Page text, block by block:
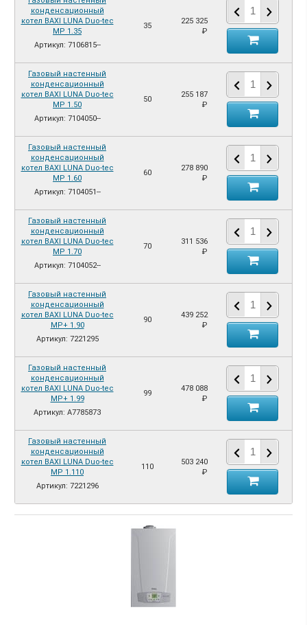
конденсационный
котел BAXI LUNA Duo-tec
MP 1.35
Артикул: 7106815--
35
225 325
₽
Газовый настенный
конденсационный
котел BAXI LUNA Duo-tec
MP 1.50
Артикул: 7104050--
50
255 187
₽
Газовый настенный
конденсационный
котел BAXI LUNA Duo-tec
MP 1.60
Артикул: 7104051--
60
278 890
₽
Газовый настенный
конденсационный
котел BAXI LUNA Duo-tec
MP 1.70
Артикул: 7104052--
70
311 536
₽
Газовый настенный
конденсационный
котел BAXI LUNA Duo-tec
MP+ 1.90
Артикул: 7221295
90
439 252
₽
Газовый настенный
конденсационный
котел BAXI LUNA Duo-tec
MP+ 1.99
Артикул: A7785873
99
478 088
₽
Газовый настенный
конденсационный
котел BAXI LUNA Duo-tec
MP 1.110
Артикул: 7221296
110
503 240
₽